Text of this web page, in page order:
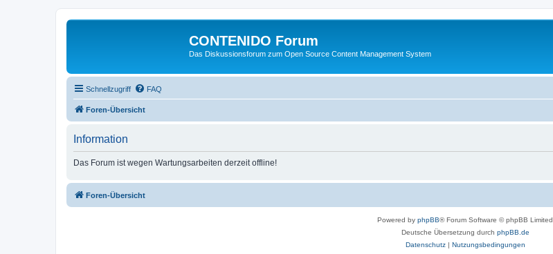
CONTENIDO Forum
Das Diskussionsforum zum Open Source Content Management System
Schnellzugriff FAQ
Foren-Übersicht
Information
Das Forum ist wegen Wartungsarbeiten derzeit offline!
Foren-Übersicht
Powered by phpBB® Forum Software © phpBB Limited
Deutsche Übersetzung durch phpBB.de
Datenschutz| Nutzungsbedingungen